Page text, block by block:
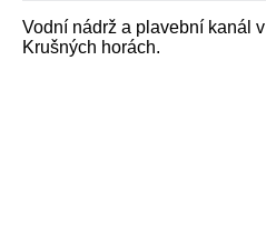
Vodní nádrž a plavební kanál v
Krušných horách.